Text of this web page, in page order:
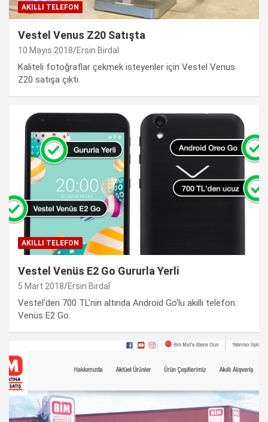
AKILLI TELEFON
Vestel Venus Z20 Satışta
10 Mayıs 2018 Ersin Birdal
Kaliteli fotoğraflar çekmek isteyenler için Vestel Venus
Z20 satışa çıktı.
AKILLI TELEFON
Vestel Venüs E2 Go Gururla Yerli
5 Mart 2018 Ersin Birdal
Vestel'den 700 TL'nin altında Android Go'lu akıllı telefon:
Venüs E2 Go.